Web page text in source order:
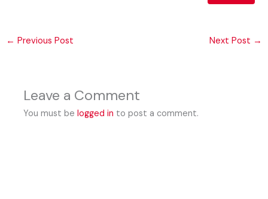
← Previous Post Next Post →
Leave a Comment
You must belogged in to post a comment.